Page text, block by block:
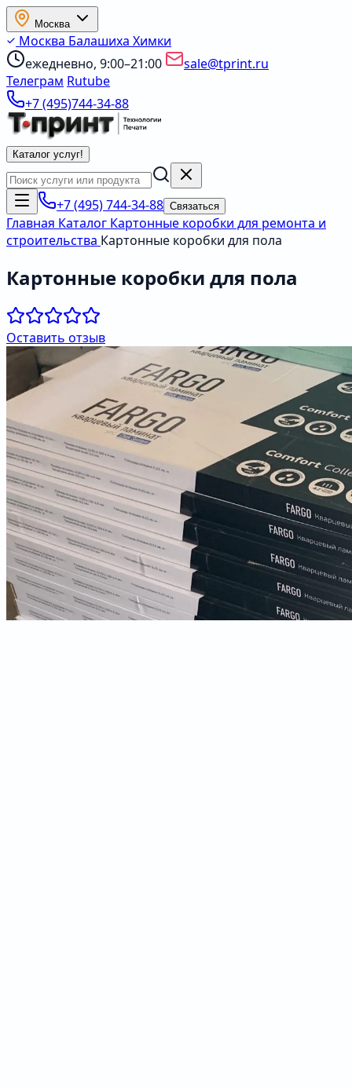
Москва
Москва Балашиха Химки
ежедневно, 9:00–21:00
sale@tprint.ru
Телеграм Rutube
+7 (495)744-34-88
Каталог услуг!
+7 (495) 744-34-88 Связаться
Главная Каталог Картонные коробки для ремонта и
строительства Картонные коробки для пола
Картонные коробки для пола
Оставить отзыв